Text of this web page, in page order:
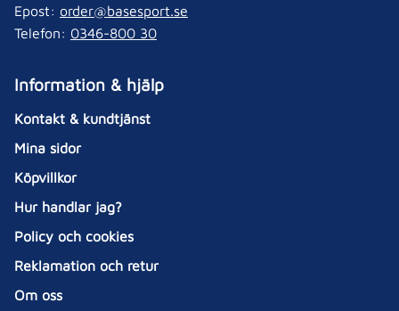
Epost: order@basesport.se
Telefon: 0346-800 30
Information & hjälp
Kontakt & kundtjänst
Mina sidor
Köpvillkor
Hur handlar jag?
Policy och cookies
Reklamation och retur
Om oss